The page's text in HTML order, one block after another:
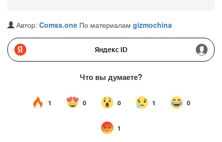
Автор: Comss.one По материалам gizmochina